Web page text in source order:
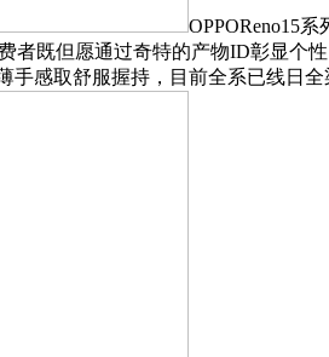
OPPOReno15
者既但愿通过奇特的产物ID彰显个
感取舒服握持，目前全系已线日